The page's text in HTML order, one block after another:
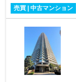
売買 | 中古マンション